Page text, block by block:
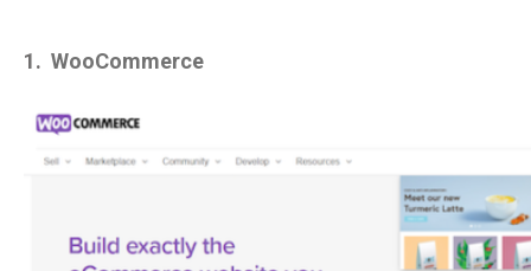
1. WooCommerce